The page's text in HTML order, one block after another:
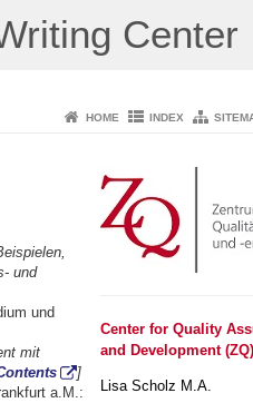
Center
HOME INDEX
und
und
mit
]
a.M.:
Center for Quality
and Development (ZQ)
Lisa Scholz M.A.